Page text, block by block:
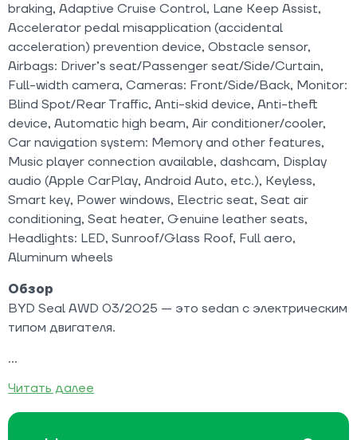
braking, Adaptive Cruise Control, Lane Keep Assist,
Accelerator pedal misapplication (accidental
acceleration) prevention device, Obstacle sensor,
Airbags: Driver’s seat/Passenger seat/Side/Curtain,
Full-width camera, Cameras: Front/Side/Back, Monitor:
Blind Spot/Rear Traffic, Anti-skid device, Anti-theft
device, Automatic high beam, Air conditioner/cooler,
Car navigation system: Memory and other features,
Music player connection available, dashcam, Display
audio (Apple CarPlay, Android Auto, etc.), Keyless,
Smart key, Power windows, Electric seat, Seat air
conditioning, Seat heater, Genuine leather seats,
Headlights: LED, Sunroof/Glass Roof, Full aero,
Aluminum wheels
Обзор
BYD Seal AWD 03/2025 — это sedan с электрическим
типом двигателя.
Читать далее